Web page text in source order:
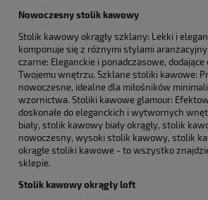
Nowoczesny stolik kawowy
Stolik kawowy okrągły szklany: Lekki i
komponuje się z różnymi stylami
czarne: Eleganckie i ponadczasowe,
Twojemu wnętrzu. Szklane stoliki kawowe:
nowoczesne, idealne dla miłośników
wzornictwa. Stoliki kawowe glamour:
doskonałe do eleganckich i wytwornych
biały, stolik kawowy biały okrągły, stolik
nowoczesny, wysoki stolik kawowy, stolik
okrągłe stoliki kawowe - to wszystko
sklepie.
Stolik kawowy okrągły loft